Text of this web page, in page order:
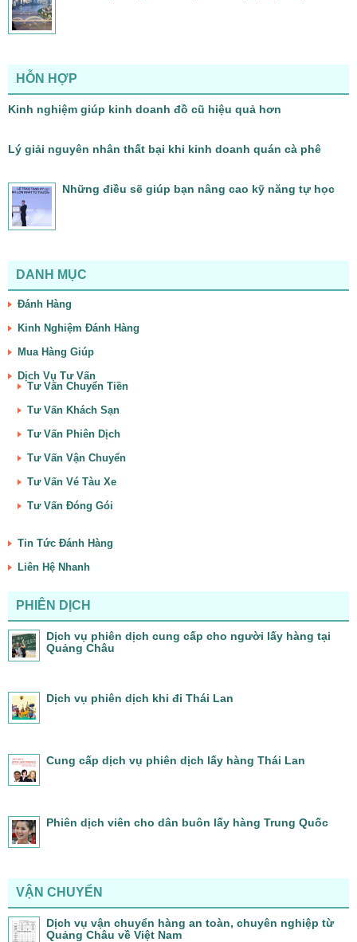
HỖN HỢP
Kinh nghiệm giúp kinh doanh đồ cũ hiệu quả hơn
Lý giải nguyên nhân thất bại khi kinh doanh quán cà phê
Những điều sẽ giúp bạn nâng cao kỹ năng tự học
DANH MỤC
Đánh Hàng
Kinh Nghiệm Đánh Hàng
Mua Hàng Giúp
Dịch Vụ Tư Vấn
Tư Vấn Chuyển Tiền
Tư Vấn Khách Sạn
Tư Vấn Phiên Dịch
Tư Vấn Vận Chuyển
Tư Vấn Vé Tàu Xe
Tư Vấn Đóng Gói
Tin Tức Đánh Hàng
Liên Hệ Nhanh
PHIÊN DỊCH
Dịch vụ phiên dịch cung cấp cho người lấy hàng tại
Quảng Châu
Dịch vụ phiên dịch khi đi Thái Lan
Cung cấp dịch vụ phiên dịch lấy hàng Thái Lan
Phiên dịch viên cho dân buôn lấy hàng Trung Quốc
VẬN CHUYỂN
Dịch vụ vận chuyển hàng an toàn, chuyên nghiệp từ
Quảng Châu về Việt Nam